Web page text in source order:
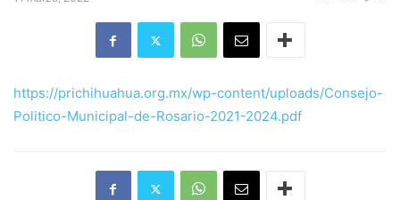
https://prichihuahua.org.mx/wp-content/uploads/Consejo-
Politico-Municipal-de-Rosario-2021-2024.pdf